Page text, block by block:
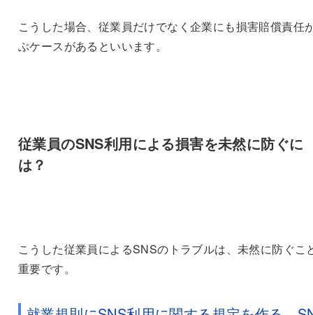
こうした場合、従業員だけでなく企業にも損害賠償責任
ぶケースがあるといいます。
従業員のSNS利用による損害を未然に防ぐに
は？
こうした従業員によるSNSのトラブルは、未然に防ぐこ
重要です。